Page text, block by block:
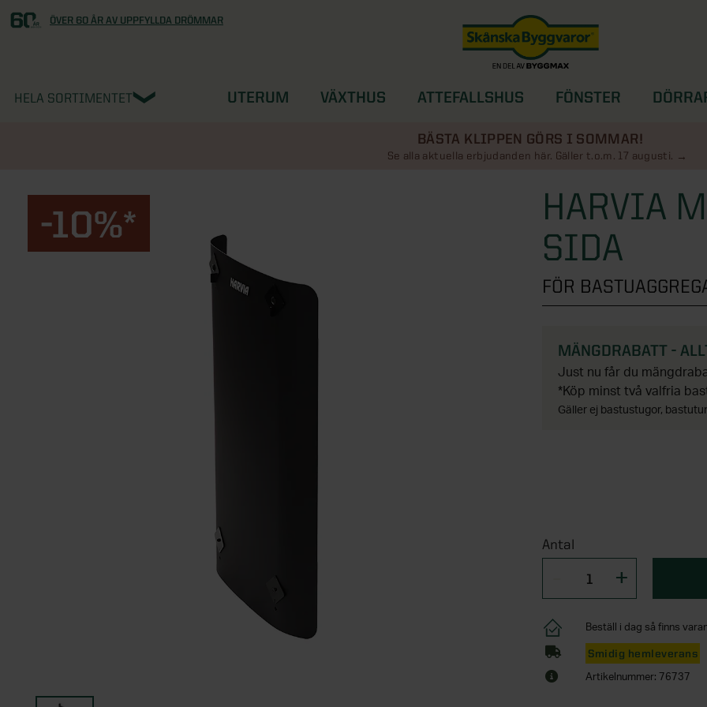
ÖVER 60 ÅR AV UPPFYLLDA DRÖMMAR
HELA SORTIMENTET UTERUM VÄXTHUS ATTEFALLSHUS FÖNSTER
BÄSTA KLIPPEN GÖRS I SOMMAR!
Se alla aktuella erbjudanden här. Gäller t.o.m. 17 augusti.
-10%*
HARVIA
SIDA
FÖR
MÄNGDRABATT -
Just nu får du
*Köp minst två valfria
Gäller ej bastustugor,
Antal
Beställ i dag så finns
Smidig hemleverans
Artikelnummer: 76737